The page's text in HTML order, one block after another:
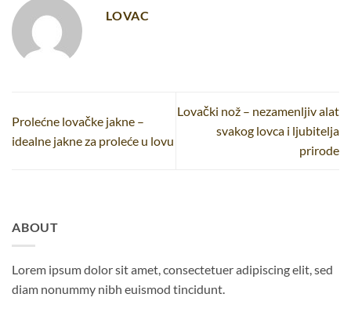
LOVAC
Prolećne lovačke jakne –
idealne jakne za proleće u lovu
Lovački nož – nezamenljiv alat
svakog lovca i ljubitelja
prirode
ABOUT
Lorem ipsum dolor sit amet, consectetuer adipiscing elit, sed
diam nonummy nibh euismod tincidunt.